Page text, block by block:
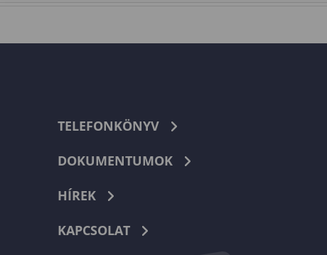
TELEFONKÖNYV
DOKUMENTUMOK
HÍREK
KAPCSOLAT